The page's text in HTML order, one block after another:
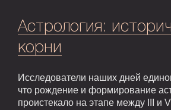
Астрология:
корни
Исследователи наших дней
что рождение и формирование
проистекало на этапе между III и